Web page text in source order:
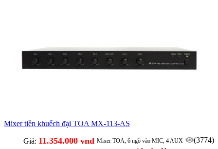
Mixer tiền khuếch đại TOA MX-113-AS
Giá: 11.354.000 vnđ (3774)
Mixer TOA, 6 ngõ vào MIC, 4 AUX